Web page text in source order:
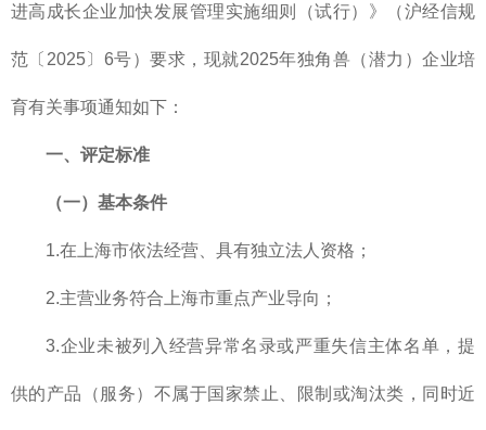
进高成长企业加快发展管理实施细则（试行）》（沪经信规
范〔2025〕6号）要求，现就2025年独角兽（潜力）企业培
育有关事项通知如下：
一、评定标准
（一）基本条件
1.在上海市依法经营、具有独立法人资格；
2.主营业务符合上海市重点产业导向；
3.企业未被列入经营异常名录或严重失信主体名单，提
供的产品（服务）不属于国家禁止、限制或淘汰类，同时近